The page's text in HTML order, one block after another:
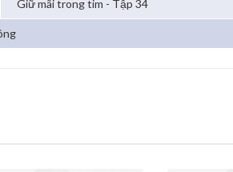
Giữ mãi trong tim - Tập 34